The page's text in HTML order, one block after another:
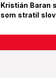
Kristián Baran
som stratil